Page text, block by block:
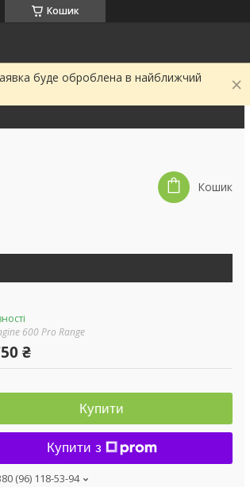
Кошик
буде оброблена в найближчий
Кошик
600 Pro Range
₴
Купити
Купити з
(96) 118-53-94